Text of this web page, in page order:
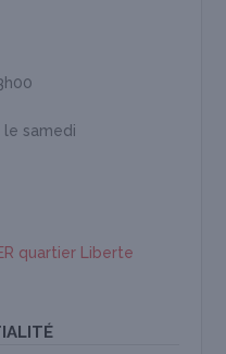
samedi
quartier Liberte